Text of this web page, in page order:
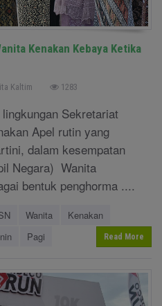
Kenakan Kebaya Ketika
Kaltim 1283
Sekretariat
Apel rutin yang
dalam kesempatan
Negara) Wanita
bentuk penghorma ....
Wanita
Kenakan
Pagi Read More